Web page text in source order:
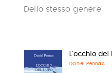
Dello stesso genere
L'occhio del
Daniel Pennac